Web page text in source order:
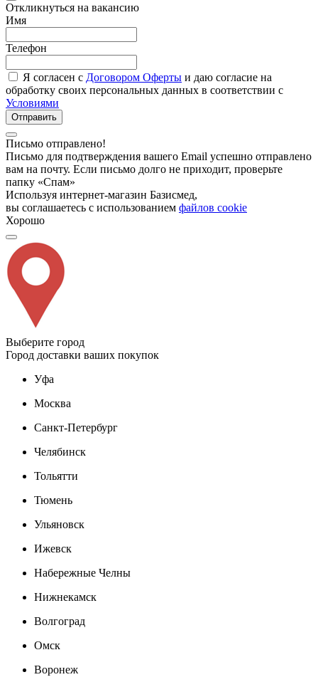
Откликнуться на вакансию
Имя
Телефон
Я согласен с Договором Оферты и даю согласие на
обработку своих персональных данных в соответствии с
Условиями
Отправить
Письмо отправлено!
Письмо для подтверждения вашего Email успешно отправлено
вам на почту. Если письмо долго не приходит, проверьте
папку «Спам»
Используя интернет-магазин Базисмед,
вы соглашаетесь с использованием файлов cookie
Хорошо
Выберите город
Город доставки ваших покупок
Уфа
Москва
Санкт-Петербург
Челябинск
Тольятти
Тюмень
Ульяновск
Ижевск
Набережные Челны
Нижнекамск
Волгоград
Омск
Воронеж